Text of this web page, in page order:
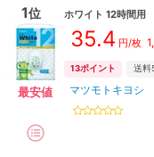
1位
最安値
ホワイト 12時間用
35.4 円/枚
13ポイント 送料
マツモトキヨシ